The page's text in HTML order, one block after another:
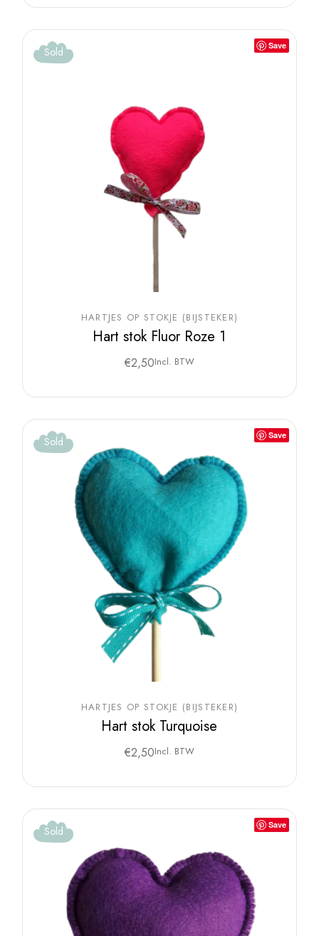
Save
Sold
HARTJES OP STOKJE (BIJSTEKER)
Hart stok Fluor Roze 1
€2,50Incl. BTW
Save
Sold
HARTJES OP STOKJE (BIJSTEKER)
Hart stok Turquoise
€2,50Incl. BTW
Save
Sold